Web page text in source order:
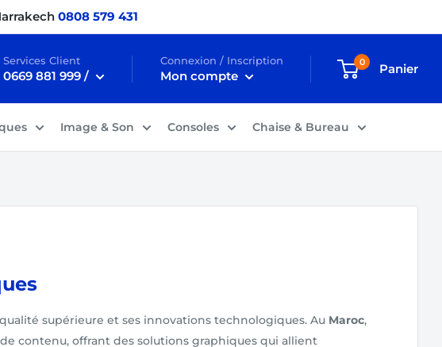
0808 579 431
Services Client
0669 881 999 /
Connexion / Inscription
Mon compte
0 Panier
Image & Son Consoles Chaise & Bureau
supérieure et ses innovations technologiques. Au Maroc,
contenu, offrant des solutions graphiques qui allient